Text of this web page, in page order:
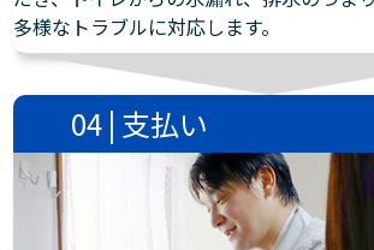
多様なトラブルに対応します。
04 | 支払い